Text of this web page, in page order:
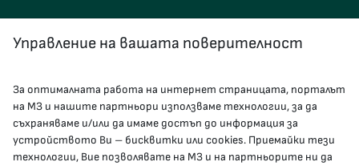
КОНТАКТИ
гр.София, 1000, пл. „Света Неделя“ №5
Управление на вашата поверителност
За оптималната работа на интернет страницата, порталът
на МЗ и нашите партньори използваме технологии, за да
съхраняваме и/или да имаме достъп до информация за
устройството Ви – бисквитки или cookies. Приемайки тези
технологии, Вие позволявате на МЗ и на партньорите ни да